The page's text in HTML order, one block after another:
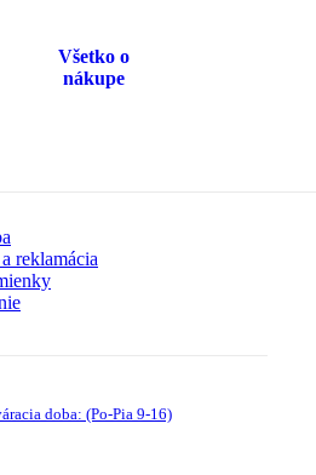
Všetko o
nákupe
reklamácia
doba: (Po-Pia 9-16)